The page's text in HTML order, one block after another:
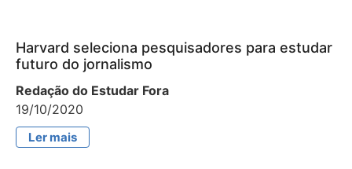
Harvard seleciona pesquisadores para estudar
futuro do jornalismo
Redação do Estudar Fora
19/10/2020
Ler mais